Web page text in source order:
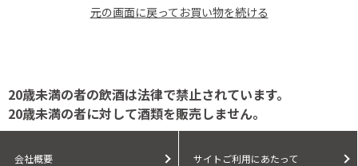
元の画面に戻ってお買い物を続ける
20歳未満の者の飲酒は法律で禁止されています。
20歳未満の者に対して酒類を販売しません。
会社概要 サイトご利用にあたって